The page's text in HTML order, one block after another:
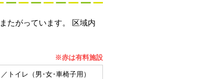
たがっています。 区域内
※赤は有料施設
／トイレ（男･女･車椅子用）